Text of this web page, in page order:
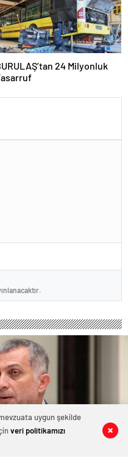
24 Milyonluk
uygun şekilde
veri politikamızı